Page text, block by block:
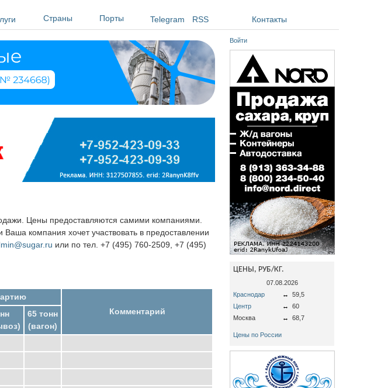
Страны Порты Telegram RSS Контакты
Цены предоставляются самими компаниями.
компания хочет участвовать в предоставлении
или по тел. +7 (495) 760-2509, +7 (495)
Комментарий
65 тонн
(вагон)
Войти
ЦЕНЫ, РУБ/КГ.
07.08.2026
Краснодар
↔
59,5
Центр
↔
60
Москва
↔ 68,7
Цены по России